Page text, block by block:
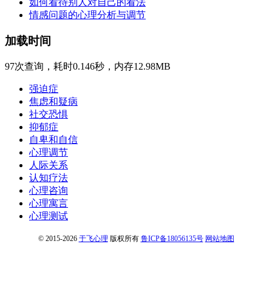
如何看待别人对自己的看法
情感问题的心理分析与调节
加载时间
97次查询，耗时0.146秒，内存12.98MB
强迫症
焦虑和疑病
社交恐惧
抑郁症
自卑和自信
心理调节
人际关系
认知疗法
心理咨询
心理寓言
心理测试
© 2015-2026 于飞心理 版权所有 鲁ICP备18056135号 网站地图